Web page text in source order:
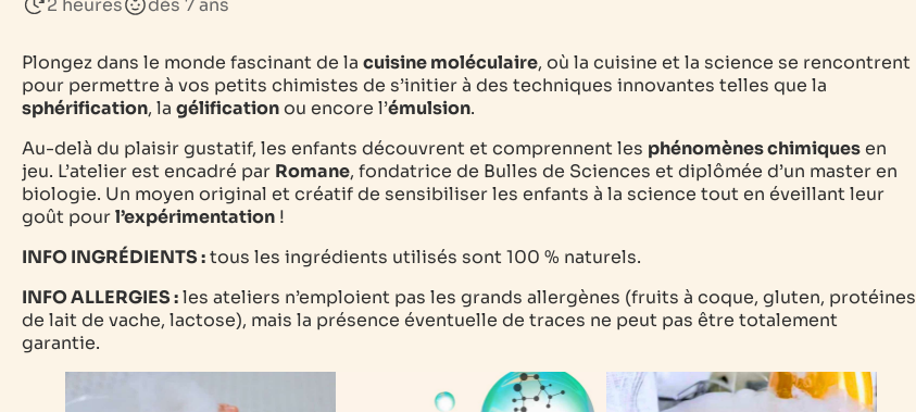
2 heures dès 7 ans
Plongez dans le monde fascinant de la cuisine moléculaire, où la cuisine et la science se rencontrent
pour permettre à vos petits chimistes de s’initier à des techniques innovantes telles que la
sphérification, la gélificationou encore l’émulsion.
Au-delà du plaisir gustatif, les enfants découvrent et comprennent les phénomènes chimiquesen
jeu. L’atelier est encadré par Romane, fondatrice de Bulles de Sciences et diplômée d’un master en
biologie. Un moyen original et créatif de sensibiliser les enfants à la science tout en éveillant leur
goût pourl’expérimentation !
INFO INGRÉDIENTS :tous les ingrédients utilisés sont 100 % naturels.
INFO ALLERGIES :les ateliers n’emploient pas les grands allergènes (fruits à coque, gluten, protéines
de lait de vache, lactose), mais la présence éventuelle de traces ne peut pas être totalement
garantie.